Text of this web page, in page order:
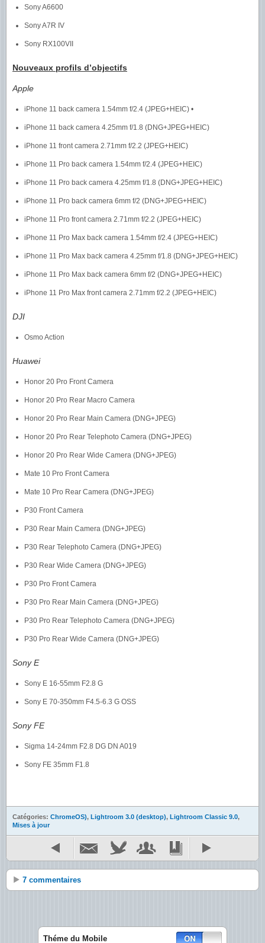
Sony A6600
Sony A7R IV
Sony RX100VII
Nouveaux profils d’objectifs
Apple
iPhone 11 back camera 1.54mm f/2.4 (JPEG+HEIC) •
iPhone 11 back camera 4.25mm f/1.8 (DNG+JPEG+HEIC)
iPhone 11 front camera 2.71mm f/2.2 (JPEG+HEIC)
iPhone 11 Pro back camera 1.54mm f/2.4 (JPEG+HEIC)
iPhone 11 Pro back camera 4.25mm f/1.8 (DNG+JPEG+HEIC)
iPhone 11 Pro back camera 6mm f/2 (DNG+JPEG+HEIC)
iPhone 11 Pro front camera 2.71mm f/2.2 (JPEG+HEIC)
iPhone 11 Pro Max back camera 1.54mm f/2.4 (JPEG+HEIC)
iPhone 11 Pro Max back camera 4.25mm f/1.8 (DNG+JPEG+HEIC)
iPhone 11 Pro Max back camera 6mm f/2 (DNG+JPEG+HEIC)
iPhone 11 Pro Max front camera 2.71mm f/2.2 (JPEG+HEIC)
DJI
Osmo Action
Huawei
Honor 20 Pro Front Camera
Honor 20 Pro Rear Macro Camera
Honor 20 Pro Rear Main Camera (DNG+JPEG)
Honor 20 Pro Rear Telephoto Camera (DNG+JPEG)
Honor 20 Pro Rear Wide Camera (DNG+JPEG)
Mate 10 Pro Front Camera
Mate 10 Pro Rear Camera (DNG+JPEG)
P30 Front Camera
P30 Rear Main Camera (DNG+JPEG)
P30 Rear Telephoto Camera (DNG+JPEG)
P30 Rear Wide Camera (DNG+JPEG)
P30 Pro Front Camera
P30 Pro Rear Main Camera (DNG+JPEG)
P30 Pro Rear Telephoto Camera (DNG+JPEG)
P30 Pro Rear Wide Camera (DNG+JPEG)
Sony E
Sony E 16-55mm F2.8 G
Sony E 70-350mm F4.5-6.3 G OSS
Sony FE
Sigma 14-24mm F2.8 DG DN A019
Sony FE 35mm F1.8
Catégories: ChromeOS), Lightroom 3.0 (desktop), Lightroom Classic 9.0,
Mises à jour
7 commentaires
Théme du Mobile